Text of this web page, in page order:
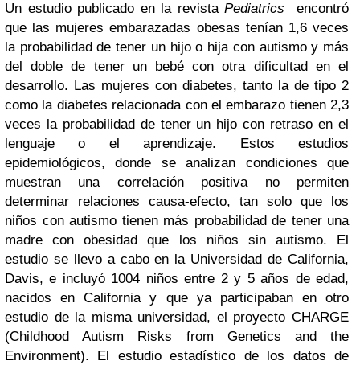
Un estudio publicado en la revista Pediatrics encontró
que las mujeres embarazadas obesas tenían 1,6 veces
la probabilidad de tener un hijo o hija con autismo y más
del doble de tener un bebé con otra dificultad en el
desarrollo. Las mujeres con diabetes, tanto la de tipo 2
como la diabetes relacionada con el embarazo tienen 2,3
veces la probabilidad de tener un hijo con retraso en el
lenguaje o el aprendizaje. Estos estudios
epidemiológicos, donde se analizan condiciones que
muestran una correlación positiva no permiten
determinar relaciones causa-efecto, tan solo que los
niños con autismo tienen más probabilidad de tener una
madre con obesidad que los niños sin autismo. El
estudio se llevo a cabo en la Universidad de California,
Davis, e incluyó 1004 niños entre 2 y 5 años de edad,
nacidos en California y que ya participaban en otro
estudio de la misma universidad, el proyecto CHARGE
(Childhood Autism Risks from Genetics and the
Environment). El estudio estadístico de los datos de